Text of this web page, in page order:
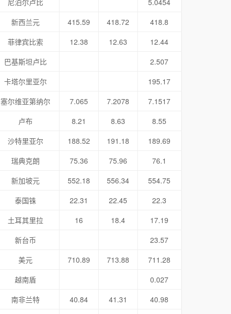
尼泊尔卢比
5.0454
新西兰元
415.59 418.72
418.8
菲律宾比索
12.38 12.63
12.44
巴基斯坦卢比
2.507
卡塔尔里亚尔
195.17
塞尔维亚第纳尔
7.065 7.2078
7.1517
卢布
8.21 8.63
8.55
沙特里亚尔
188.52 191.18
189.69
瑞典克朗
75.36 75.96
76.1
新加坡元
552.18 556.34
554.75
泰国铢
22.31 22.45
22.3
土耳其里拉
16 18.4
17.19
新台币
23.57
美元
710.89 713.88
711.28
越南盾
0.027
南非兰特
40.84 41.31 40.98